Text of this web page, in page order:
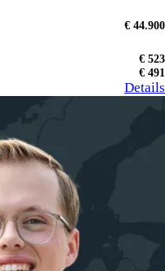
€ 44.900
€ 523
€ 491
Details